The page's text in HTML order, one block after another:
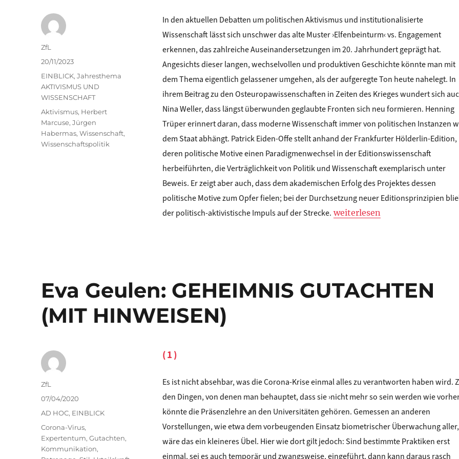
In den aktuellen Debatten um politischen Aktivismus und institutionalisierte
Wissenschaft lässt sich unschwer das alte Muster ›Elfenbeinturm‹ vs. Engagement
erkennen, das zahlreiche Auseinandersetzungen im 20. Jahrhundert geprägt hat.
Angesichts dieser langen, wechselvollen und produktiven Geschichte könnte man mit
dem Thema eigentlich gelassener umgehen, als der aufgeregte Ton heute nahelegt. In
ihrem Beitrag zu den Osteuropawissenschaften in Zeiten des Krieges wundert sich
Nina Weller, dass längst überwunden geglaubte Fronten sich neu formieren. Henning
Trüper erinnert daran, dass moderne Wissenschaft immer von politischen Instanzen
dem Staat abhängt. Patrick Eiden-Offe stellt anhand der Frankfurter Hölderlin-Edition,
deren politische Motive einen Paradigmenwechsel in der Editionswissenschaft
herbeiführten, die Verträglichkeit von Politik und Wissenschaft exemplarisch unter
Beweis. Er zeigt aber auch, dass dem akademischen Erfolg des Projektes dessen
politische Motive zum Opfer fielen; bei der Durchsetzung neuer Editionsprinzipien
der politisch-aktivistische Impuls auf der Strecke. „Eva Geulen: Jahresthema
weiterlesen
Autor
ZfL
Veröffentlicht
20/11/2023
Kategorien
EINBLICK,Jahresthema
AKTIVISMUS UND
WISSENSCHAFT
Schlagwörter
Aktivismus, Herbert
Marcuse,Jürgen
Habermas,Wissenschaft,
Wissenschaftspolitik
Eva Geulen: GEHEIMNIS GUTACHTEN
(MIT HINWEISEN)
(1)
Es ist nicht absehbar, was die Corona-Krise einmal alles zu verantworten haben wird.
den Dingen, von denen man behauptet, dass sie ›nicht mehr so sein werden wie
könnte die Präsenzlehre an den Universitäten gehören. Gemessen an anderen
Vorstellungen, wie etwa dem vorbeugenden Einsatz biometrischer Überwachung aller,
wäre das ein kleineres Übel. Hier wie dort gilt jedoch: Sind bestimmte Praktiken erst
einmal, sei es auch temporär und zwangsweise, eingeführt, dann kann daraus rasch
Autor
ZfL
Veröffentlicht
07/04/2020
Kategorien
AD HOC, EINBLICK
Schlagwörter
Corona-Virus,
Expertentum,Gutachten,
Kommunikation,